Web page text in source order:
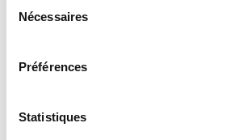
Nécessaires
Préférences
Statistiques